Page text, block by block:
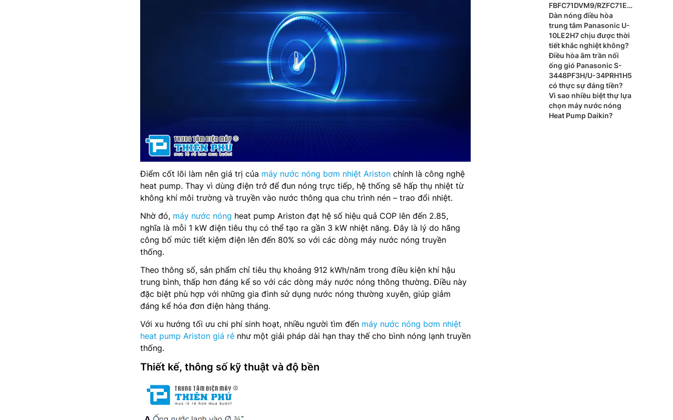
Điểm cốt lõi làm nên giá trị của máy nước nóng bơm nhiệt Ariston chính là công nghệ
heat pump. Thay vì dùng điện trở để đun nóng trực tiếp, hệ thống sẽ hấp thụ nhiệt từ
không khí môi trường và truyền vào nước thông qua chu trình nén – trao đổi nhiệt.
Nhờ đó, máy nước nóng heat pump Ariston đạt hệ số hiệu quả COP lên đến 2.85,
nghĩa là mỗi 1 kW điện tiêu thụ có thể tạo ra gần 3 kW nhiệt năng. Đây là lý do hãng
công bố mức tiết kiệm điện lên đến 80% so với các dòng máy nước nóng truyền
thống.
Theo thông số, sản phẩm chỉ tiêu thụ khoảng 912 kWh/năm trong điều kiện khí hậu
trung bình, thấp hơn đáng kể so với các dòng máy nước nóng thông thường. Điều này
đặc biệt phù hợp với những gia đình sử dụng nước nóng thường xuyên, giúp giảm
đáng kể hóa đơn điện hàng tháng.
Với xu hướng tối ưu chi phí sinh hoạt, nhiều người tìm đến máy nước nóng bơm nhiệt
heat pump Ariston giá rẻ như một giải pháp dài hạn thay thế cho bình nóng lạnh truyền
thống.
Thiết kế, thông số kỹ thuật và độ bền
FBFC71DVM9/RZFC71EV
M cho xu hướng nội thất
cao cấp?
Dàn nóng điều hòa
trung tâm Panasonic U-
10LE2H7 chịu được thời
tiết khắc nghiệt không?
Điều hòa âm trần nối
ống gió Panasonic S-
3448PF3H/U-34PRH1H5
có thực sự đáng tiền?
Vì sao nhiều biệt thự lựa
chọn máy nước nóng
Heat Pump Daikin?